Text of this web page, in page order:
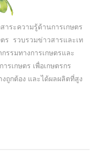
าระความรู้ด้านการเกษตร
ร รวบรวมข่าวสารและเท
รรมทางการเกษตรและ
รเกษตร เพื่อเกษตรกร
ถูกต้อง และได้ผลผลิตที่สูง